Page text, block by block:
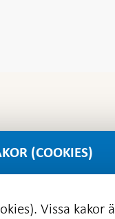
(COOKIES)
Vissa kakor